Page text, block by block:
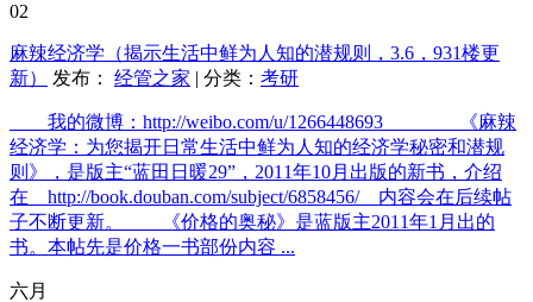
02
麻辣经济学（揭示生活中鲜为人知的潜规则，3.6，931楼更
新）
发布： 经管之家 | 分类： 考研
我的微博：http://weibo.com/u/1266448693 《麻辣
经济学：为您揭开日常生活中鲜为人知的经济学秘密和潜规
则》，是版主“蓝田日暖29”，2011年10月出版的新书，介绍
在 http://book.douban.com/subject/6858456/ 内容会在后续帖
子不断更新。 《价格的奥秘》是蓝版主2011年1月出的
书。本帖先是价格一书部份内容 ...
六月